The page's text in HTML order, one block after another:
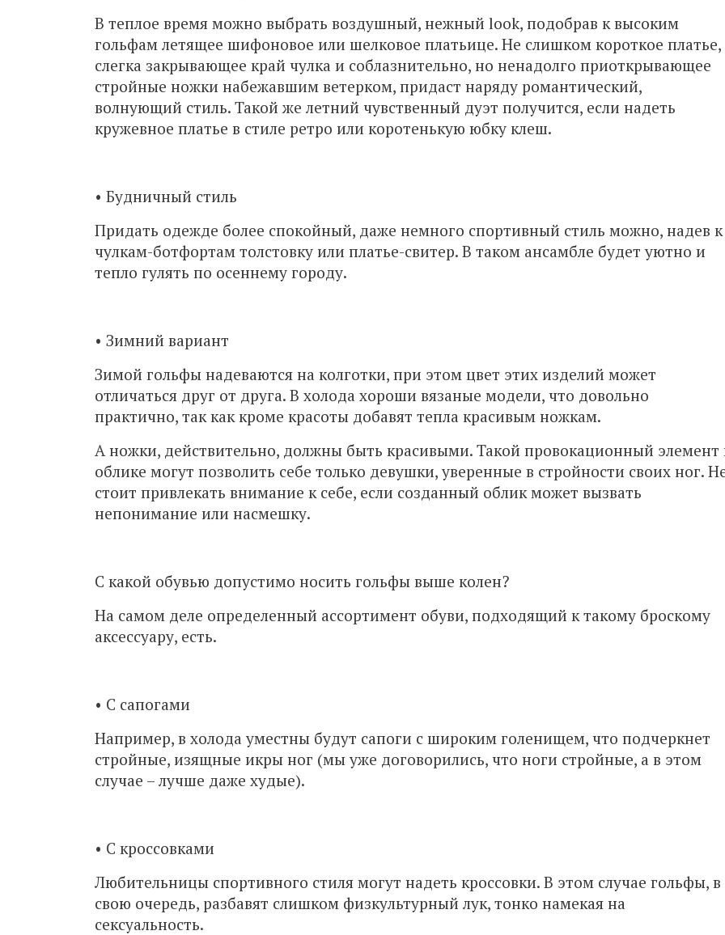
В теплое время можно выбрать воздушный, нежный look, подобрав к высоким
гольфам летящее шифоновое или шелковое платьице. Не слишком короткое платье,
слегка закрывающее край чулка и соблазнительно, но ненадолго приоткрывающее
стройные ножки набежавшим ветерком, придаст наряду романтический,
волнующий стиль. Такой же летний чувственный дуэт получится, если надеть
кружевное платье в стиле ретро или коротенькую юбку клеш.
• Будничный стиль
Придать одежде более спокойный, даже немного спортивный стиль можно, надев к
чулкам-ботфортам толстовку или платье-свитер. В таком ансамбле будет уютно и
тепло гулять по осеннему городу.
• Зимний вариант
Зимой гольфы надеваются на колготки, при этом цвет этих изделий может
отличаться друг от друга. В холода хороши вязаные модели, что довольно
практично, так как кроме красоты добавят тепла красивым ножкам.
А ножки, действительно, должны быть красивыми. Такой провокационный элемент
облике могут позволить себе только девушки, уверенные в стройности своих ног.
стоит привлекать внимание к себе, если созданный облик может вызвать
непонимание или насмешку.
С какой обувью допустимо носить гольфы выше колен?
На самом деле определенный ассортимент обуви, подходящий к такому броскому
аксессуару, есть.
• С сапогами
Например, в холода уместны будут сапоги с широким голенищем, что подчеркнет
стройные, изящные икры ног (мы уже договорились, что ноги стройные, а в этом
случае – лучше даже худые).
• С кроссовками
Любительницы спортивного стиля могут надеть кроссовки. В этом случае гольфы, в
свою очередь, разбавят слишком физкультурный лук, тонко намекая на
сексуальность.